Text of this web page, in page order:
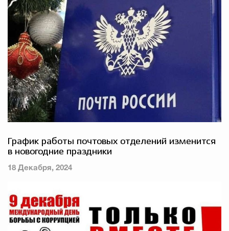
График работы почтовых отделений изменится
в новогодние праздники
18 Декабря, 2024